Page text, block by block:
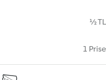
½ TL
1 Prise